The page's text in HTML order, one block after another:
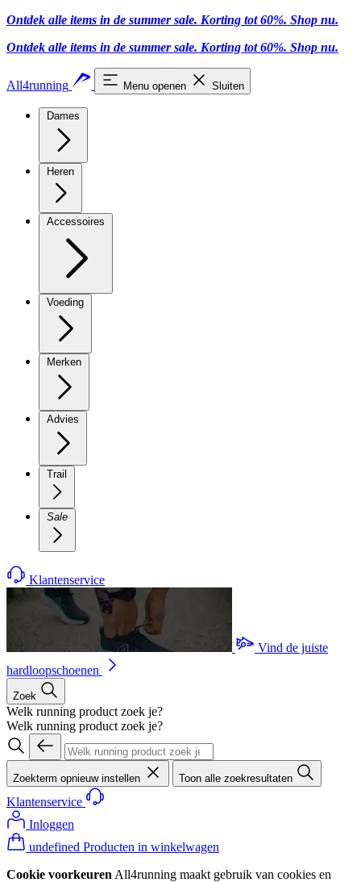
Ontdek alle items in de summer sale. Korting tot 60%. Shop nu.
Ontdek alle items in de summer sale. Korting tot 60%. Shop nu.
All4running Menu openen Sluiten
Dames
Heren
Accessoires
Voeding
Merken
Advies
Trail
Sale
Klantenservice
Vind de juiste
hardloopschoenen
Zoek
Welk running product zoek je?
Welk running product zoek je?
Zoekterm opnieuw instellen Toon alle zoekresultaten
Klantenservice
Inloggen
undefined Producten in winkelwagen
Cookie voorkeuren All4running maakt gebruik van cookies en